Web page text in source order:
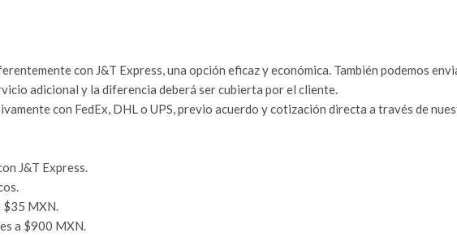
con J&T Express, una opción eficaz y económica. También podemos
adicional y la diferencia deberá ser cubierta por el cliente.
con FedEx, DHL o UPS, previo acuerdo y cotización directa a través de
J&T Express.
$35 MXN.
a $900 MXN.